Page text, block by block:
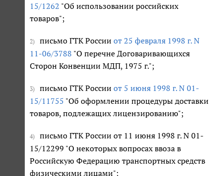
15/1262 "Об использовании российских
товаров";
2) письмо ГТК России от 25 февраля 1998 г. N
11-06/3788 "О перечне Договаривающихся
Сторон Конвенции МДП, 1975 г.";
3) письмо ГТК России от 5 июня 1998 г. N 01-
15/11755 "Об оформлении процедуры доставки
товаров, подлежащих лицензированию";
4)
письмо ГТК России от 11 июня 1998 г. N 01-
15/12299 "О некоторых вопросах ввоза в
Российскую Федерацию транспортных средств
физическими лицами";